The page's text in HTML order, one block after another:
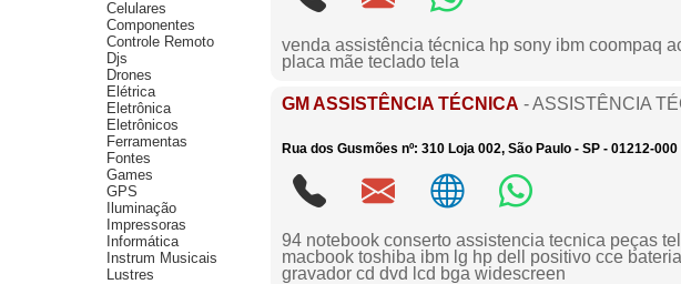
Celulares
Componentes
Controle Remoto
Djs
Drones
Elétrica
Eletrônica
Eletrônicos
Ferramentas
Fontes
Games
GPS
Iluminação
Impressoras
Informática
Instrum Musicais
Lustres
venda assistência técnica hp sony ibm coompaq
placa mãe teclado tela
GM ASSISTÊNCIA TÉCNICA - ASSISTÊNCIA
Rua dos Gusmões nº: 310 Loja 002, São Paulo - SP - 01212-000
94 notebook conserto assistencia tecnica peças
macbook toshiba ibm lg hp dell positivo cce
gravador cd dvd lcd bga widescreen